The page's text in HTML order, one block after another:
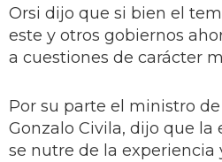
Orsi dijo que si bien el
este y otros gobiernos
a cuestiones de carácter
Por su parte el ministro
Gonzalo Civila, dijo que
se nutre de la experiencia